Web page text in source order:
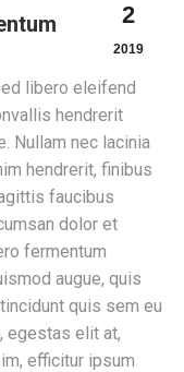
2
2019
libero eleifend
hendrerit
Nullam nec lacinia
hendrerit, finibus
faucibus
dolor et
fermentum
augue, quis
quis sem eu
egestas elit at,
efficitur ipsum